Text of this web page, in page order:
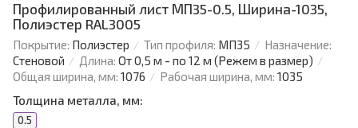
Профилированный лист МП35-0.5, Ширина-1035,
Полиэстер RAL3005
Покрытие: Полиэстер Тип профиля: МП35
Назначение:
Стеновой
Длина: От 0,5 м - по 12 м (Режем в размер)
Общая ширина, мм: 1076 Рабочая ширина, мм: 1035
Толщина металла, мм:
0.5